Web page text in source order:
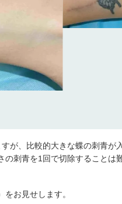
が、比較的大きな蝶の刺青が
の刺青を1回で切除することは
お見せします。